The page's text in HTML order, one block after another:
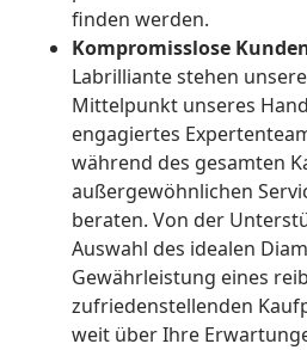
finden werden.
Kompromisslose
Labrilliante stehen
Mittelpunkt unseres
engagiertes
während des gesamten
außergewöhnlichen
beraten. Von der
Auswahl des idealen
Gewährleistung eines
zufriedenstellenden
weit über Ihre